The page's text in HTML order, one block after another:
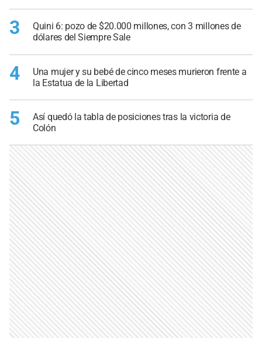
3
Quini 6: pozo de $20.000 millones, con 3 millones de
dólares del Siempre Sale
4
Una mujer y su bebé de cinco meses murieron frente a
la Estatua de la Libertad
5
Así quedó la tabla de posiciones tras la victoria de
Colón